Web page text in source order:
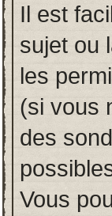
Il est
sujet ou
les
(si vous
des
Vous